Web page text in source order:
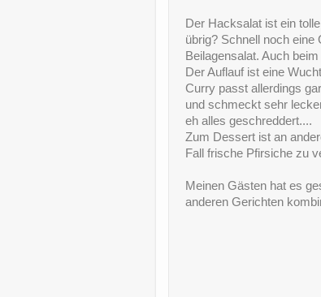
Der Hacksalat ist ein
übrig? Schnell noch eine
Beilagensalat. Auch
Der Auflauf ist eine
Curry passt allerdings
und schmeckt sehr
eh alles geschreddert....
Zum Dessert ist an
Fall frische Pfirsiche zu
Meinen Gästen hat es
anderen Gerichten